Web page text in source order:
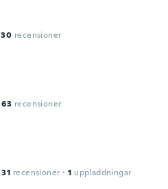
30 recensioner
63 recensioner
31 recensioner · 1 uppladdningar